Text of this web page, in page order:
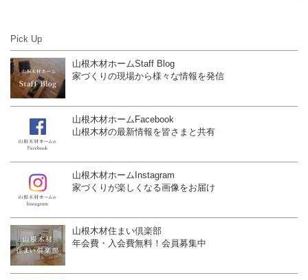
Pick Up
山根木材ホームStaff Blog
家づくりの現場から様々な情報を発信
山根木材ホームFacebook
山根木材の最新情報を皆さまと共有
山根木材ホームInstagram
家づくりが楽しくなる画像をお届け
山根木材住まい倶楽部
年会費・入会費無料！会員募集中